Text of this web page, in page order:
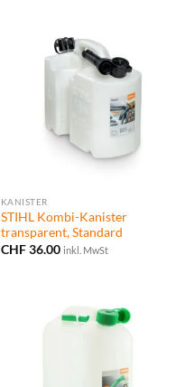
KANISTER
STIHL Kombi-Kanister
transparent, Standard
CHF36.00 inkl. MwSt